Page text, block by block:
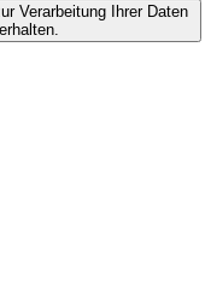
Verarbeitung Ihrer Daten